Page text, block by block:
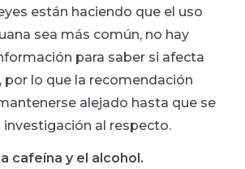
están haciendo que el uso
sea más común, no hay
para saber si afecta
por lo que la recomendación
alejado hasta que se
investigación al respecto.
cafeína y el alcohol.